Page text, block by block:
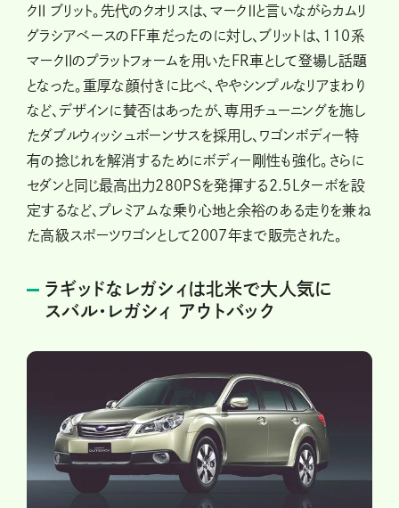
クⅡ ブリット。先代のクオリスは、マークⅡと言いながらカムリ
グラシアベースのFF車だったのに対し、ブリットは、110系
マークⅡのプラットフォームを用いたFR車として登場し話題
となった。重厚な顔付きに比べ、ややシンプルなリアまわり
など、デザインに賛否はあったが、専用チューニングを施し
たダブルウィッシュボーンサスを採用し、ワゴンボディー特
有の捻じれを解消するためにボディー剛性も強化。さらに
セダンと同じ最高出力280PSを発揮する2.5Lターボを設
定するなど、プレミアムな乗り心地と余裕のある走りを兼ね
た高級スポーツワゴンとして2007年まで販売された。
ラギッドなレガシィは北米で大人気に
スバル・レガシィ アウトバック